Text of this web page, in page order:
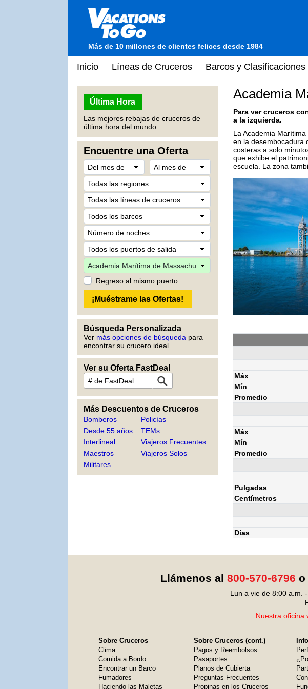
Más de 10 millones de clientes felices desde 1984
Inicio Líneas de Cruceros Barcos y Clasificaciones
Última Hora
Las mejores rebajas de cruceros de
última hora del mundo.
Encuentre una Oferta
Regreso al mismo puerto
Búsqueda Personalizada
Ver más opciones de búsqueda para
encontrar su crucero ideal.
Ver su Oferta FastDeal
Más Descuentos de Cruceros
Bomberos
Desde 55 años
Interlineal
Maestros
Militares
Policías
TEMs
Viajeros Frecuentes
Viajeros Solos
Academia
Para ver cruceros
a la izquierda.
La Academia
en la desembocadura
costeras a solo
que exhibe el
escuela. La zona
Máx
Mín
Promedio
Máx
Mín
Promedio
Pulgadas
Centímetros
Días
Llámenos al 800-570-6796 o
Lun a vie de 8:00 a.m.
Nuestra oficina
Sobre Cruceros
Clima
Comida a Bordo
Encontrar un Barco
Fumadores
Haciendo las Maletas
Sobre Cruceros (cont.)
Pagos y Reembolsos
Pasaportes
Planos de Cubierta
Preguntas Frecuentes
Propinas en los Cruceros